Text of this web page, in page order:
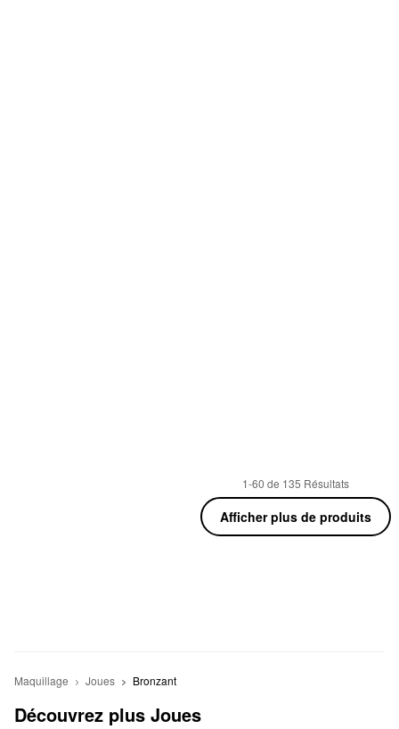
1-60 de 135 Résultats
Afficher plus de produits
Maquillage Joues Bronzant
Découvrez plus Joues